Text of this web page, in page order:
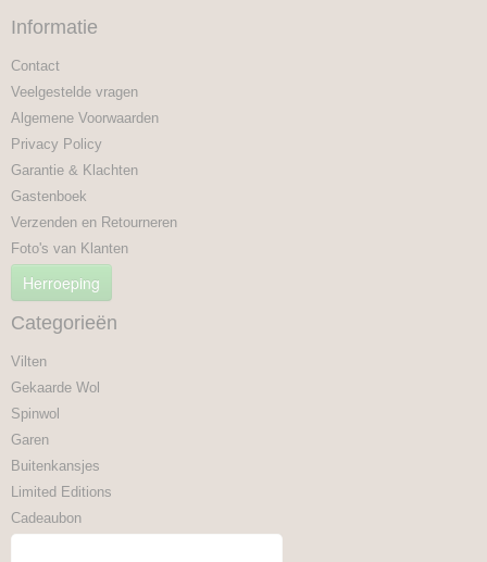
Informatie
Contact
Veelgestelde vragen
Algemene Voorwaarden
Privacy Policy
Garantie & Klachten
Gastenboek
Verzenden en Retourneren
Foto's van Klanten
Herroeping
Categorieën
Vilten
Gekaarde Wol
Spinwol
Garen
Buitenkansjes
Limited Editions
Cadeaubon